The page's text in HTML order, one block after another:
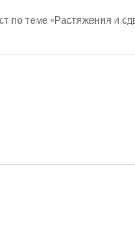
по теме «Растяжения и